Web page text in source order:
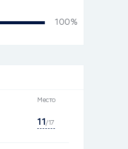
100%
Место
11 /17